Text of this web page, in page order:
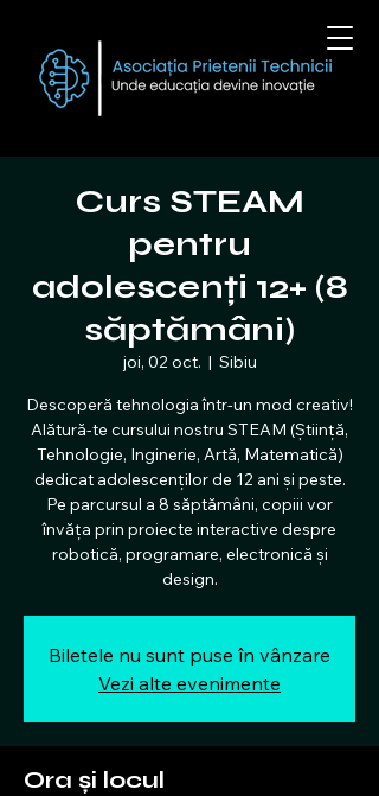
Curs STEAM
pentru
adolescenți 12+ (8
săptămâni)
joi, 02 oct.
  |
Sibiu
Descoperă tehnologia într-un mod creativ!
Alătură-te cursului nostru STEAM (Știință,
Tehnologie, Inginerie, Artă, Matematică)
dedicat adolescenților de 12 ani și peste.
Pe parcursul a 8 săptămâni, copiii vor
învăța prin proiecte interactive despre
robotică, programare, electronică și
design.
Biletele nu sunt puse în vânzare
Vezi alte evenimente
Ora și locul